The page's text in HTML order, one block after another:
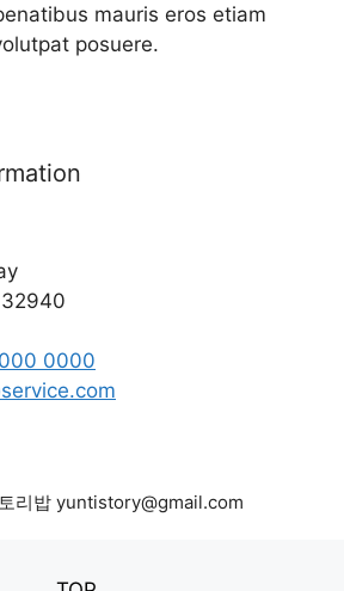
mauris eros etiam
posuere.
0000
리밥 yuntistory@gmail.com